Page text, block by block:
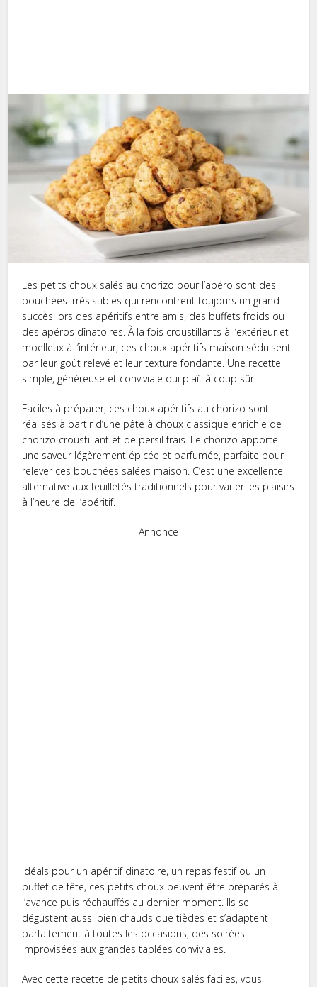
Les petits choux salés au chorizo pour l’apéro sont des
bouchées irrésistibles qui rencontrent toujours un grand
succès lors des apéritifs entre amis, des buffets froids ou
des apéros dînatoires. À la fois croustillants à l’extérieur et
moelleux à l’intérieur, ces choux apéritifs maison séduisent
par leur goût relevé et leur texture fondante. Une recette
simple, généreuse et conviviale qui plaît à coup sûr.
Faciles à préparer, ces choux apéritifs au chorizo sont
réalisés à partir d’une pâte à choux classique enrichie de
chorizo croustillant et de persil frais. Le chorizo apporte
une saveur légèrement épicée et parfumée, parfaite pour
relever ces bouchées salées maison. C’est une excellente
alternative aux feuilletés traditionnels pour varier les plaisirs
à l’heure de l’apéritif.
Annonce
Idéals pour un apéritif dinatoire, un repas festif ou un
buffet de fête, ces petits choux peuvent être préparés à
l’avance puis réchauffés au dernier moment. Ils se
dégustent aussi bien chauds que tièdes et s’adaptent
parfaitement à toutes les occasions, des soirées
improvisées aux grandes tablées conviviales.
Avec cette recette de petits choux salés faciles, vous